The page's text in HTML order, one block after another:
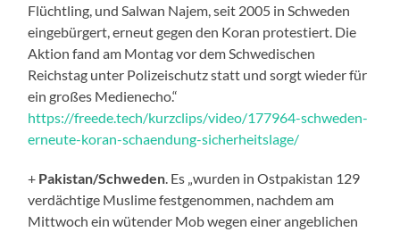
Flüchtling, und Salwan Najem, seit 2005 in Schweden
eingebürgert, erneut gegen den Koran protestiert. Die
Aktion fand am Montag vor dem Schwedischen
Reichstag unter Polizeischutz statt und sorgt wieder für
ein großes Medienecho.“
https://freede.tech/kurzclips/video/177964-schweden-
erneute-koran-schaendung-sicherheitslage/
+ Pakistan/Schweden . Es „wurden in Ostpakistan 129
verdächtige Muslime festgenommen, nachdem am
Mittwoch ein wütender Mob wegen einer angeblichen